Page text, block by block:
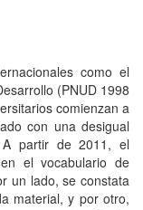
como el
(PNUD 1998
comienzan a
con una desigual
partir de 2011, el
el vocabulario de
un lado, se constata
material, y por otro,